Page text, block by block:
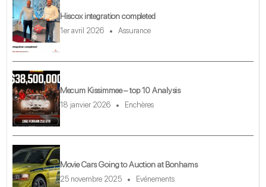
Hiscox integration completed
1er avril 2026 Assurance
Mecum Kissimmee – top 10 Analysis
18 janvier 2026 Enchères
Movie Cars Going to Auction at Bonhams
25 novembre 2025 Evénements